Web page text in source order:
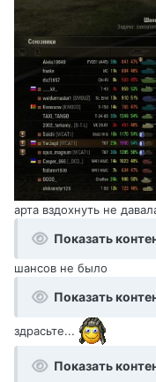
арта вздохнуть не
Показать
шансов не было
Показать
здрасьте...
Показать